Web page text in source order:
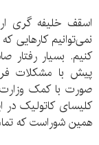
اسقف خلیفه گری
نمی‌توانیم کارهایی
کنیم. بسیار رفتار
پیش با مشکلات
صورت با کمک وزارت
کلیسای کاتولیک
همین شوراست که